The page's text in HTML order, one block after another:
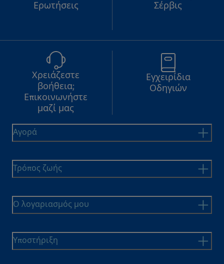
Ερωτήσεις
Σέρβις
Χρειάζεστε
βοήθεια;
Επικοινωνήστε
μαζί μας
Εγχειρίδια
Οδηγιών
Αγορά
Τρόπος ζωής
Ο λογαριασμός μου
Υποστήριξη